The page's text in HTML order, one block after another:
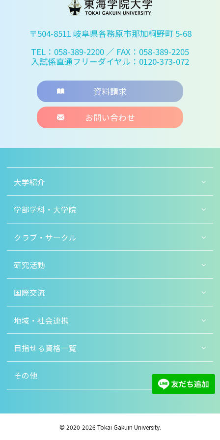
〒504-8511 岐阜県各務原市那加桐野町 5-68
TEL：058-389-2200 ／ FAX：058-389-2205
入試係直通フリーダイヤル：0120-373-072
資料請求
お問い合わせ
大学紹介
学部学科・大学院
クラブ・サークル
研究活動
国際交流
地域・社会連携
目指せる資格一覧
その他
© 2020-2026 Tokai Gakuin University.